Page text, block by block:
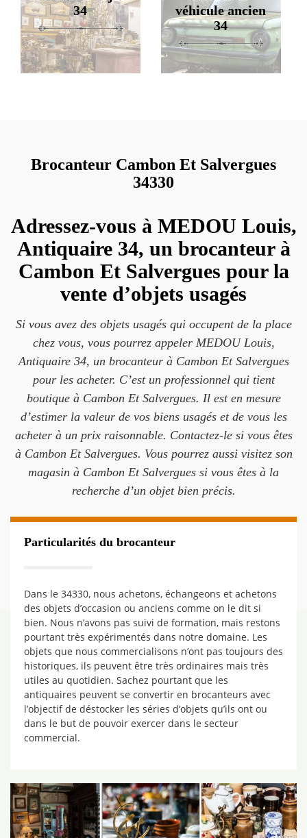
34
véhicule ancien
34
Brocanteur Cambon Et Salvergues
34330
Adressez-vous à MEDOU Louis,
Antiquaire 34, un brocanteur à
Cambon Et Salvergues pour la
vente d’objets usagés
Si vous avez des objets usagés qui occupent de la place
chez vous, vous pourrez appeler MEDOU Louis,
Antiquaire 34, un brocanteur à Cambon Et Salvergues
pour les acheter. C’est un professionnel qui tient
boutique à Cambon Et Salvergues. Il est en mesure
d’estimer la valeur de vos biens usagés et de vous les
acheter à un prix raisonnable. Contactez-le si vous êtes
à Cambon Et Salvergues. Vous pourrez aussi visitez son
magasin à Cambon Et Salvergues si vous êtes à la
recherche d’un objet bien précis.
Particularités du brocanteur
Dans le 34330, nous achetons, échangeons et achetons
des objets d’occasion ou anciens comme on le dit si
bien. Nous n’avons pas suivi de formation, mais restons
pourtant très expérimentés dans notre domaine. Les
objets que nous commercialisons n’ont pas toujours des
historiques, ils peuvent être très ordinaires mais très
utiles au quotidien. Sachez pourtant que les
antiquaires peuvent se convertir en brocanteurs avec
l’objectif de déstocker les séries d’objets qu’ils ont ou
dans le but de pouvoir exercer dans le secteur
commercial.